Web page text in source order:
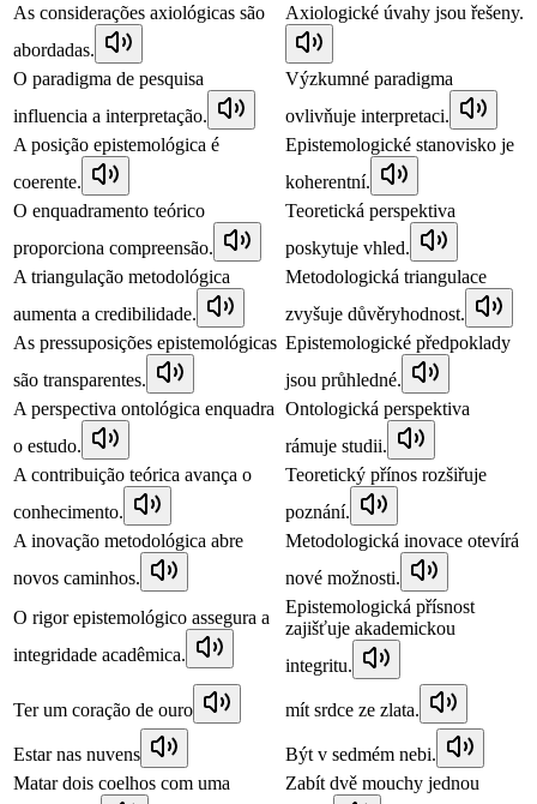
As considerações axiológicas são
abordadas.
Axiologické úvahy jsou řešeny.
O paradigma de pesquisa
influencia a interpretação.
Výzkumné paradigma
ovlivňuje interpretaci.
A posição epistemológica é
coerente.
Epistemologické stanovisko je
koherentní.
O enquadramento teórico
proporciona compreensão.
Teoretická perspektiva
poskytuje vhled.
A triangulação metodológica
aumenta a credibilidade.
Metodologická triangulace
zvyšuje důvěryhodnost.
As pressuposições epistemológicas
são transparentes.
Epistemologické předpoklady
jsou průhledné.
A perspectiva ontológica enquadra
o estudo.
Ontologická perspektiva
rámuje studii.
A contribuição teórica avança o
conhecimento.
Teoretický přínos rozšiřuje
poznání.
A inovação metodológica abre
novos caminhos.
Metodologická inovace otevírá
nové možnosti.
O rigor epistemológico assegura a
integridade acadêmica.
Epistemologická přísnost
zajišťuje akademickou
integritu.
Ter um coração de ouro mít srdce ze zlata.
Estar nas nuvens
Být v sedmém nebi.
Matar dois coelhos com uma
Zabít dvě mouchy jednou